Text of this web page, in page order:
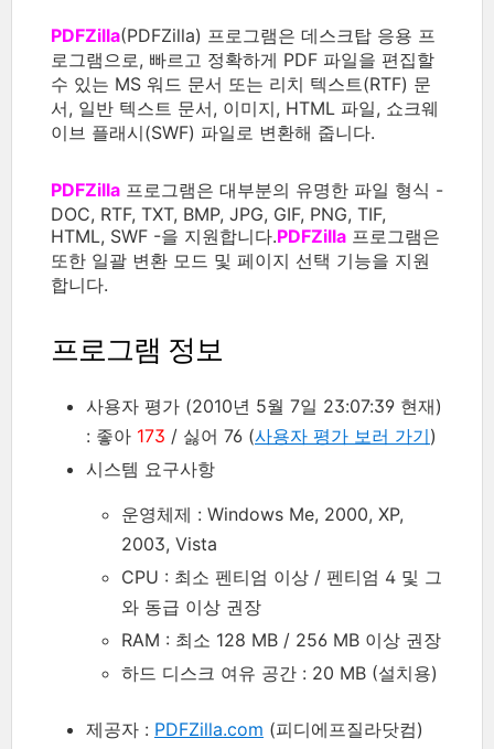
PDFZilla(PDFZilla) 프로그램은 데스크탑 응용 프
로그램으로, 빠르고 정확하게 PDF 파일을 편집할
수 있는 MS 워드 문서 또는 리치 텍스트(RTF) 문
서, 일반 텍스트 문서, 이미지, HTML 파일, 쇼크웨
이브 플래시(SWF) 파일로 변환해 줍니다.
PDFZilla 프로그램은 대부분의 유명한 파일 형식 -
DOC, RTF, TXT, BMP, JPG, GIF, PNG, TIF,
HTML, SWF -을 지원합니다.PDFZilla 프로그램은
또한 일괄 변환 모드 및 페이지 선택 기능을 지원
합니다.
프로그램 정보
사용자 평가 (2010년 5월 7일 23:07:39 현재)
: 좋아 173 / 싫어 76 (사용자 평가 보러 가기)
시스템 요구사항
운영체제 : Windows Me, 2000, XP,
2003, Vista
CPU : 최소 펜티엄 이상 / 펜티엄 4 및 그
와 동급 이상 권장
RAM : 최소 128 MB / 256 MB 이상 권장
하드 디스크 여유 공간 : 20 MB (설치용)
제공자 : PDFZilla.com (피디에프질라닷컴)